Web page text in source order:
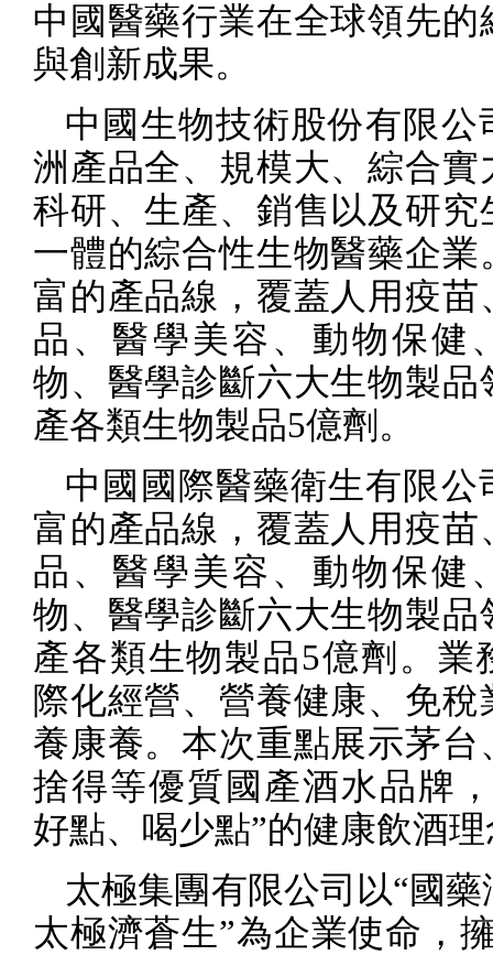
中國醫藥行業在全球領先的
與創新成果。
中國生物技術股份有限公
洲產品全、規模大、綜合實
科研、生產、銷售以及研究
一體的綜合性生物醫藥企業
富的產品線，覆蓋人用疫苗
品、醫學美容、動物保健
物、醫學診斷六大生物製品
產各類生物製品5億劑。
中國國際醫藥衛生有限公
富的產品線，覆蓋人用疫苗
品、醫學美容、動物保健
物、醫學診斷六大生物製品
產各類生物製品5億劑。業
際化經營、營養健康、免稅
養康養。本次重點展示茅台
捨得等優質國產酒水品牌
好點、喝少點”的健康飲酒
太極集團有限公司以“國
太極濟蒼生”為企業使命，